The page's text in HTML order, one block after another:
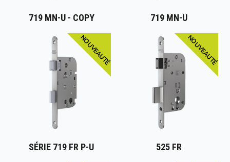
719 MN-U - COPY 719 MN-U
NOUVEAUTÉ
SÉRIE 719 FR P-U
NOUVEAUTÉ
525 FR